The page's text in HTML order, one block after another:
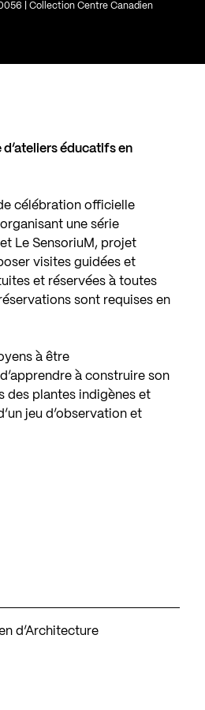
| Collection Centre Canadien
d’ateliers éducatifs en
célébration officielle
une série
Le SensoriuM, projet
visites guidées et
et réservées à toutes
sont requises en
à être
à construire son
des plantes indigènes et
jeu d’observation et
d’Architecture